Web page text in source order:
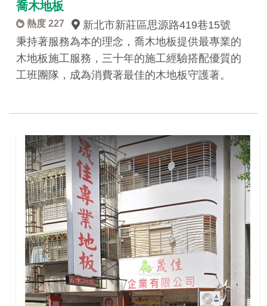
喬木地板
熱度 227
新北市新莊區思源路419巷15號
秉持著服務為本的理念，喬木地板提供最專業的
木地板施工服務，三十年的施工經驗搭配優質的
工班團隊，成為消費著最佳的木地板守護著。